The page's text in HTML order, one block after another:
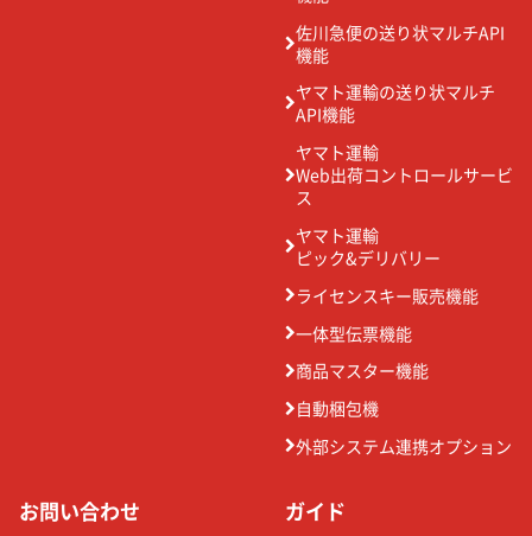
佐川急便の送り状マルチAPI
機能
ヤマト運輸の送り状マルチ
API機能
ヤマト運輸
Web出荷コントロールサービ
ス
ヤマト運輸
ピック&デリバリー
ライセンスキー販売機能
一体型伝票機能
商品マスター機能
自動梱包機
外部システム連携オプション
お問い合わせ ガイド